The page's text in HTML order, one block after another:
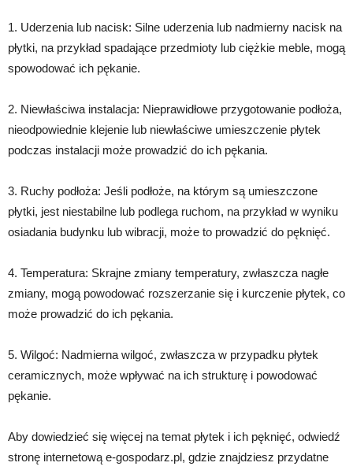
1. Uderzenia lub nacisk: Silne uderzenia lub nadmierny nacisk na
płytki, na przykład spadające przedmioty lub ciężkie meble, mogą
spowodować ich pękanie.
2. Niewłaściwa instalacja: Nieprawidłowe przygotowanie podłoża,
nieodpowiednie klejenie lub niewłaściwe umieszczenie płytek
podczas instalacji może prowadzić do ich pękania.
3. Ruchy podłoża: Jeśli podłoże, na którym są umieszczone
płytki, jest niestabilne lub podlega ruchom, na przykład w wyniku
osiadania budynku lub wibracji, może to prowadzić do pęknięć.
4. Temperatura: Skrajne zmiany temperatury, zwłaszcza nagłe
zmiany, mogą powodować rozszerzanie się i kurczenie płytek, co
może prowadzić do ich pękania.
5. Wilgoć: Nadmierna wilgoć, zwłaszcza w przypadku płytek
ceramicznych, może wpływać na ich strukturę i powodować
pękanie.
Aby dowiedzieć się więcej na temat płytek i ich pęknięć, odwiedź
stronę internetową e-gospodarz.pl, gdzie znajdziesz przydatne